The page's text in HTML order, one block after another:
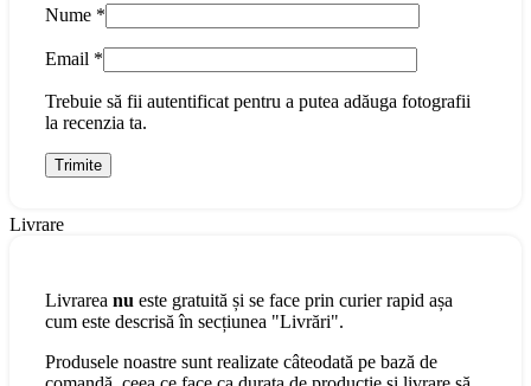
Nume *
Email *
Trebuie să fii autentificat pentru a putea adăuga fotografii
la recenzia ta.
Livrare
Livrarea nu este gratuită și se face prin curier rapid așa
cum este descrisă în secțiunea "Livrări".
Produsele noastre sunt realizate câteodată pe bază de